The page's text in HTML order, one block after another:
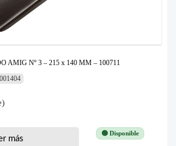
AMIG Nº 3 – 215 x 140 MM – 100711
🟢 Disponible
más